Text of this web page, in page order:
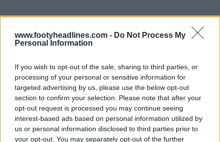
www.footyheadlines.com - Do Not Process My
Personal Information
If you wish to opt-out of the sale, sharing to third parties, or
processing of your personal or sensitive information for
targeted advertising by us, please use the below opt-out
section to confirm your selection. Please note that after your
opt-out request is processed you may continue seeing
interest-based ads based on personal information utilized by
us or personal information disclosed to third parties prior to
your opt-out. You may separately opt-out of the further